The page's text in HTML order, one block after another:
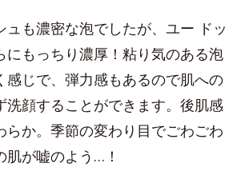
ュも濃密な泡でしたが、ユー ドッ
にもっちり濃厚！粘り気のある泡
感じで、弾力感もあるので肌への
洗顔することができます。後肌感
らか。季節の変わり目でごわごわ
肌が嘘のよう…！